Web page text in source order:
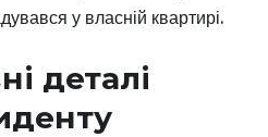
у власній квартирі.
деталі